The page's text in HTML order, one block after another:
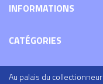
INFORMATIONS
CATÉGORIES
Au palais du collectionneur